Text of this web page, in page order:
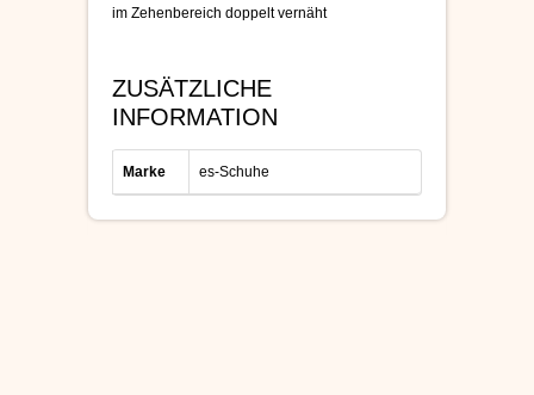
im Zehenbereich doppelt vernäht
ZUSÄTZLICHE
INFORMATION
Marke es-Schuhe